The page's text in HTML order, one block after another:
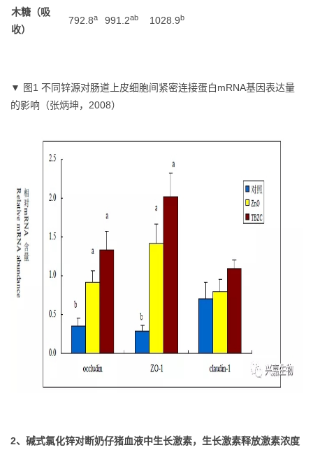
木糖（吸
收）
792.8a 991.2ab 1028.9b
▼ 图1 不同锌源对肠道上皮细胞间紧密连接蛋白mRNA基因表达量
的影响（张炳坤，2008）
2、碱式氯化锌对断奶仔猪血液中生长激素，生长激素释放激素浓度